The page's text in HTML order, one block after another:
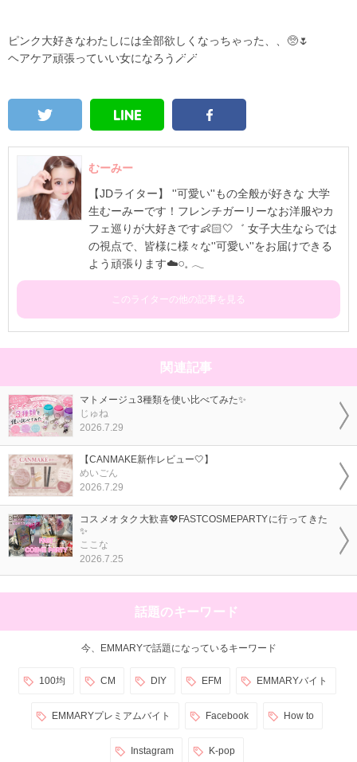
ピンク大好きなわたしには全部欲しくなっちゃった、、🥺🌷
ヘアケア頑張っていい女になろう🪄🪄
むーみー
【JDライター】 ''可愛い''もの全般が好きな 大学
生むーみーです！フレンチガーリーなお洋服やカ
フェ巡りが大好きです👶🏻🤍゛ 女子大生ならでは
の視点で、皆様に様々な''可愛い''をお届けできる
よう頑張ります☁️𓏸⁡𓈒 𓂃
このライターの他の記事を見る
関連記事
マトメージュ3種類を使い比べてみた✨
じゅね
2026.7.29
【CANMAKE新作レビュー🤍】
めいごん
2026.7.29
コスメオタク大歓喜💖FASTCOSMEPARTYに行ってきた
✨
ここな
2026.7.25
話題のキーワード
今、EMMARYで話題になっているキーワード
100均 CM DIY EFM EMMARYバイト
EMMARYプレミアムバイト Facebook How to
Instagram K-pop